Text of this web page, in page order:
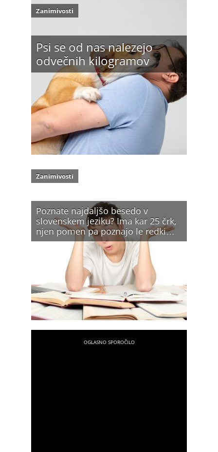
Psi se od nas nalezejo
odvečnih kilogramov
Zanimivosti
Poznate najdaljšo besedo v
slovenskem jeziku? Ima kar 25 črk,
njen pomen pa poznajo le redki…
Zanimivosti